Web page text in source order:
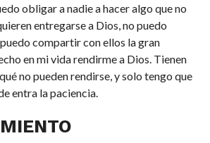
obligar a nadie a hacer algo que no
entregarse a Dios, no puedo
compartir con ellos la gran
en mi vida rendirme a Dios. Tienen
no pueden rendirse, y solo tengo que
entra la paciencia.